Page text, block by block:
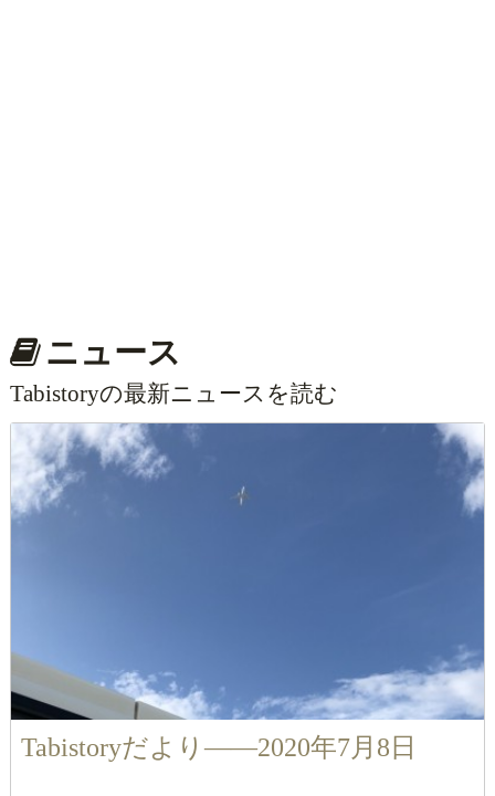
ニュース
Tabistoryの最新ニュースを読む
Tabistoryだより――2020年7月8日